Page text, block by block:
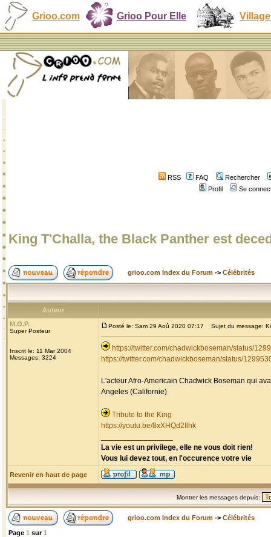
Grioo.com Grioo Pour Elle Village
RSS FAQ
Rechercher
Profil
Se
King T'Challa, the Black Panther est
grioo.com Index du Forum -> Célébrités
Auteur
M.O.P.
Super Posteur
Inscrit le: 11 Mar 2004
Messages: 3224
Posté le: Sam 29 Aoû 2020 07:17 Sujet du message:
https://twitter.com/chadwickboseman/status/
https://twitter.com/chadwickboseman/status/
L'acteur Afro-Americain Chadwick Boseman qui
Angeles (Californie)
Tribute to the King
https://youtu.be/8xXHQd2Ilhk
La vie est un privilege, elle ne vous doit rien!
Vous lui devez tout, en l'occurence votre vie
Revenir en haut de page
Montrer les messages depuis:
grioo.com Index du Forum -> Célébrités
Page 1 sur1